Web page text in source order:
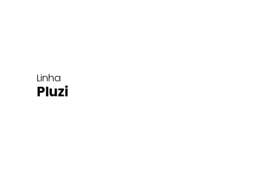
Linha
Pluzi